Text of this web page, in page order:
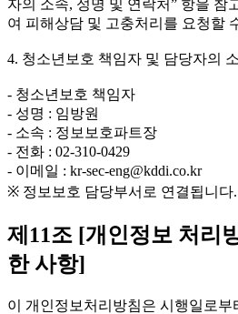
자의 소속, 성명 및 연락처” 항을 참
여 피해상담 및 고충처리를 요청할
4. 청소년보호 책임자 및 담당자의
- 청소년보호 책임자
- 성명 : 임방원
- 소속 : 정보보호파트장
- 전화 : 02-310-0429
- 이메일 : kr-sec-eng@kddi.co.kr
※ 정보보호 담당부서로 연결됩니다.
제11조 [개인정보 처리
한 사항]
이 개인정보처리방침은 시행일로부